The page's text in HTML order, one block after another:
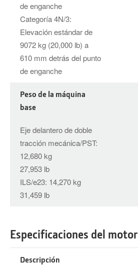
de enganche
Categoría 4N/3:
Elevación estándar de
9072 kg (20,000 lb) a
610 mm detrás del punto
de enganche
Peso de la máquina
base
Eje delantero de doble
tracción mecánica/PST:
12,680 kg
27,953 lb
ILS/e23: 14,270 kg
31,459 lb
Descripción
Especificaciones del motor